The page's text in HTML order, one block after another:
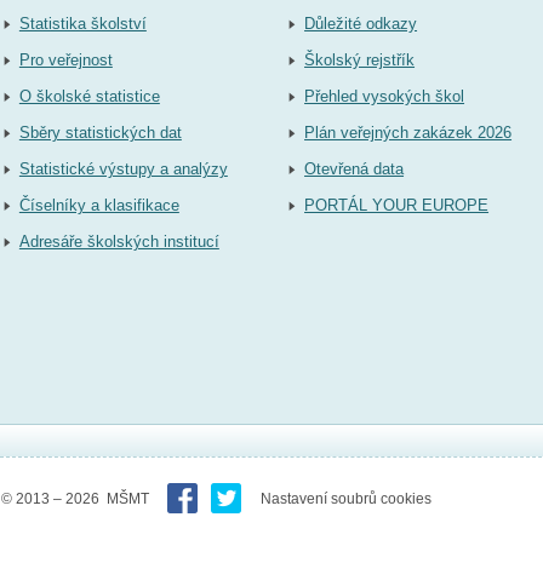
Statistika školství
Pro veřejnost
O školské statistice
Sběry statistických dat
Statistické výstupy a analýzy
Číselníky a klasifikace
Adresáře školských institucí
Důležité odkazy
Školský rejstřík
Přehled vysokých škol
Plán veřejných zakázek 2026
Otevřená data
PORTÁL YOUR EUROPE
© 2013 – 2026 MŠMT Nastavení soubrů cookies